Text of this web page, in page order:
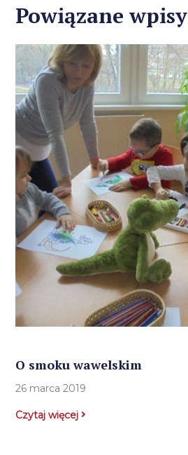
Powiązane wpisy
O smoku wawelskim
26 marca 2019
Czytaj więcej